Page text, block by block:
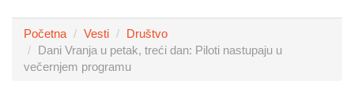
Početna Vesti
Društvo
Dani Vranja u petak, treći dan: Piloti nastupaju u
večernjem programu